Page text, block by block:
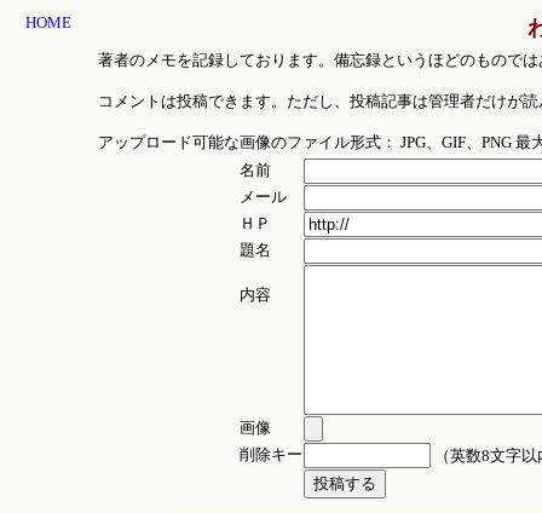
HOME
著者のメモを記録しております。備忘録というほどのもので
コメントは投稿できます。ただし、投稿記事は管理者だけが
アップロード可能な画像のファイル形式： JPG、GIF、PNG
名前
メール
ＨＰ
題名
内容
画像
削除キー
（英数8文字以